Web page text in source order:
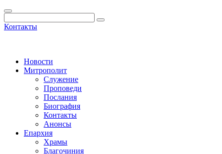
Контакты
Новости
Митрополит
Служение
Проповеди
Послания
Биография
Контакты
Анонсы
Епархия
Храмы
Благочиния